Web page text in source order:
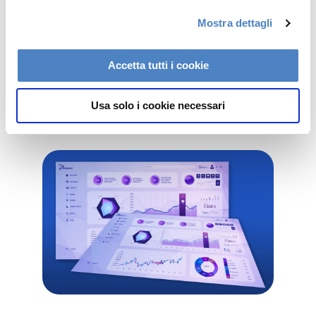
Mostra dettagli
Accetta tutti i cookie
Usa solo i cookie necessari
portafogli mobili, che aiutano a scalare le
regione.